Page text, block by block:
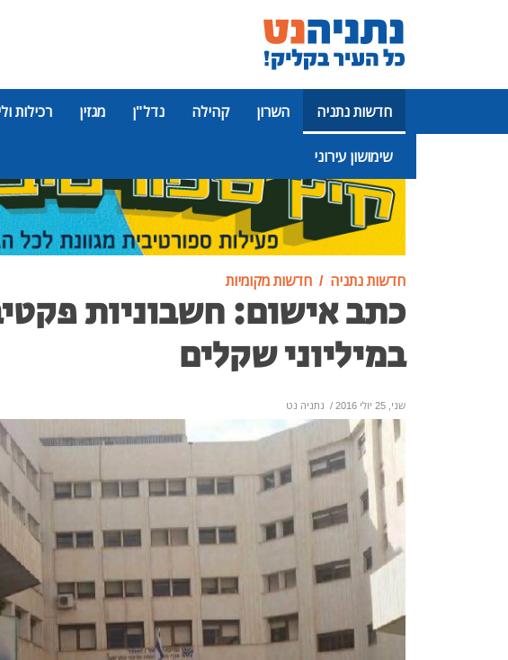
חדשות נתניה השרון קהילה נדל"ן מגזין רכילות
שימושון עירוני
פרסומת
חדשות נתניה חדשות מקומיות
כתב אישום: חשבוניות
במיליוני שקלים
שני, 25 יולי 2016 / נתניה נט